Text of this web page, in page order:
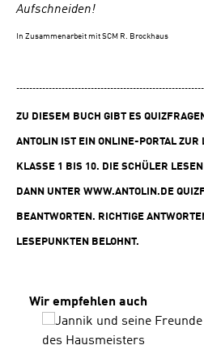
Aufschneiden!
In Zusammenarbeit mit SCM R. Brockhaus
ZU DIESEM BUCH GIBT ES
ANTOLIN IST EIN ONLINE-PORTAL ZUR
KLASSE 1 BIS 10. DIE SCHÜLER
DANN UNTER WWW.ANTOLIN.DE
BEANTWORTEN. RICHTIGE
LESEPUNKTEN BELOHNT.
Produktgalerie überspringen
Wir empfehlen auch